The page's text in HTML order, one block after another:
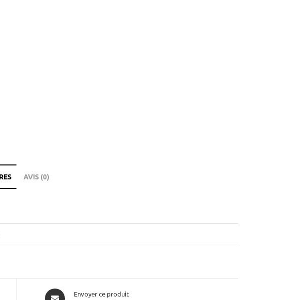
AVIS (0)
Envoyer ce produit